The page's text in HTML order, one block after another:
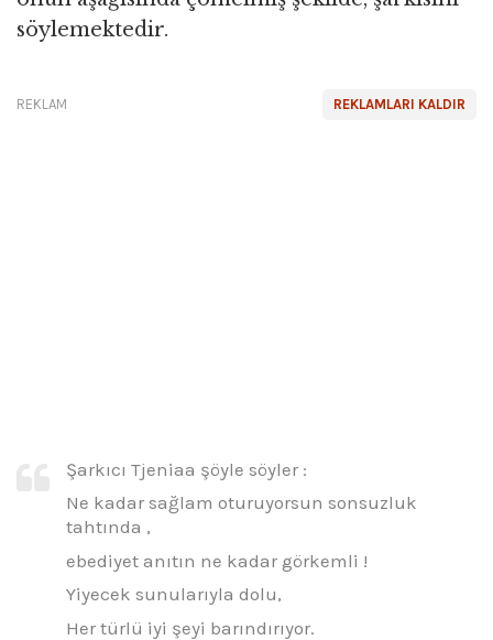
söylemektedir.
REKLAMLARI KALDIR
REKLAM
Şarkıcı Tjeniaa şöyle söyler :
Ne kadar sağlam oturuyorsun sonsuzluk
tahtında ,
ebediyet anıtın ne kadar görkemli !
Yiyecek sunularıyla dolu,
Her türlü iyi şeyi barındırıyor.